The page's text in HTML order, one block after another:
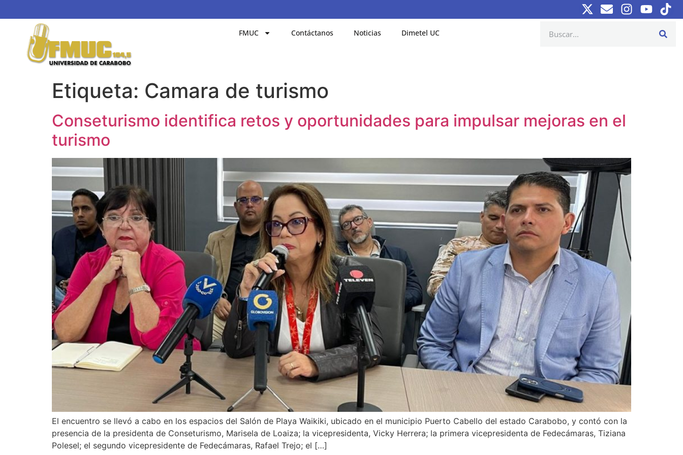
FMUC Contáctanos Noticias Dimetel UC
Etiqueta: Camara de turismo
Conseturismo identifica retos y oportunidades para impulsar mejoras en el
turismo
El encuentro se llevó a cabo en los espacios del Salón de Playa Waikiki, ubicado en el municipio Puerto Cabello del estado Carabobo, y contó con la
presencia de la presidenta de Conseturismo, Marisela de Loaiza; la vicepresidenta, Vicky Herrera; la primera vicepresidenta de Fedecámaras, Tiziana
Polesel; el segundo vicepresidente de Fedecámaras, Rafael Trejo; el […]